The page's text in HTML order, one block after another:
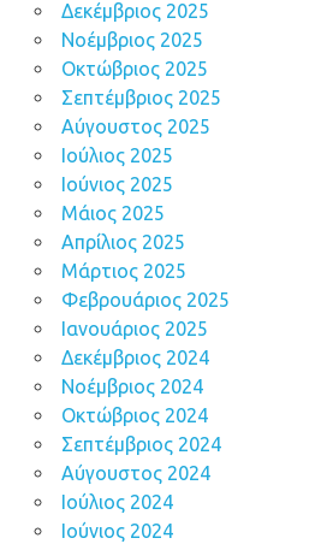
Δεκέμβριος 2025
Νοέμβριος 2025
Οκτώβριος 2025
Σεπτέμβριος 2025
Αύγουστος 2025
Ιούλιος 2025
Ιούνιος 2025
Μάιος 2025
Απρίλιος 2025
Μάρτιος 2025
Φεβρουάριος 2025
Ιανουάριος 2025
Δεκέμβριος 2024
Νοέμβριος 2024
Οκτώβριος 2024
Σεπτέμβριος 2024
Αύγουστος 2024
Ιούλιος 2024
Ιούνιος 2024